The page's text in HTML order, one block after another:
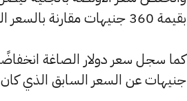
بقيمة 360 جنيهات مقارنة بالسعر السابق الذي بلغ 250250 جنيهًا للبيع و248475 جنيهًا للشراء.
جنيهات عن السعر السابق الذي كان 51.77 جنيهًا للبيع و0 جنيهًا للشراء.